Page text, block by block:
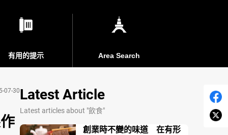
有用的提示 Area Search
07-30Latest Article
Latest articles about "飲食"
創業時不變的味道 在有形